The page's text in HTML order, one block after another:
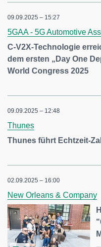
09.09.2025 – 15:27
5GAA - 5G Automotive
C-V2X-Technologie
dem ersten „Day One
World Congress 2025
09.09.2025 – 12:48
Thunes
Thunes führt Echtzeit-
02.09.2025 – 16:00
New Orleans & Company